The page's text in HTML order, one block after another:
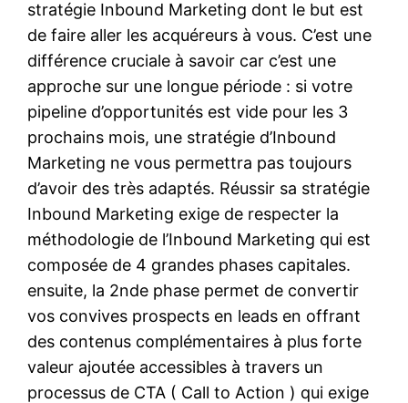
stratégie Inbound Marketing dont le but est
de faire aller les acquéreurs à vous. C’est une
différence cruciale à savoir car c’est une
approche sur une longue période : si votre
pipeline d’opportunités est vide pour les 3
prochains mois, une stratégie d’Inbound
Marketing ne vous permettra pas toujours
d’avoir des très adaptés. Réussir sa stratégie
Inbound Marketing exige de respecter la
méthodologie de l’Inbound Marketing qui est
composée de 4 grandes phases capitales.
ensuite, la 2nde phase permet de convertir
vos convives prospects en leads en offrant
des contenus complémentaires à plus forte
valeur ajoutée accessibles à travers un
processus de CTA ( Call to Action ) qui exige